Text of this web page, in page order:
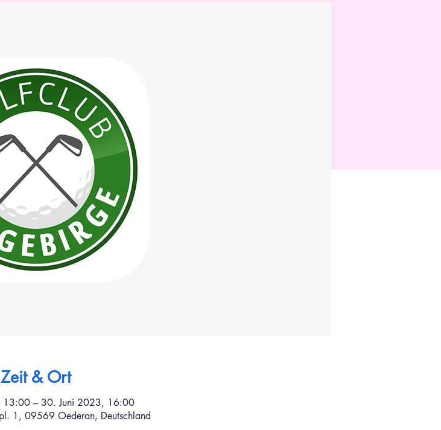
Zeit & Ort
13:00 – 30. Juni 2023, 16:00
1, 09569 Oederan, Deutschland